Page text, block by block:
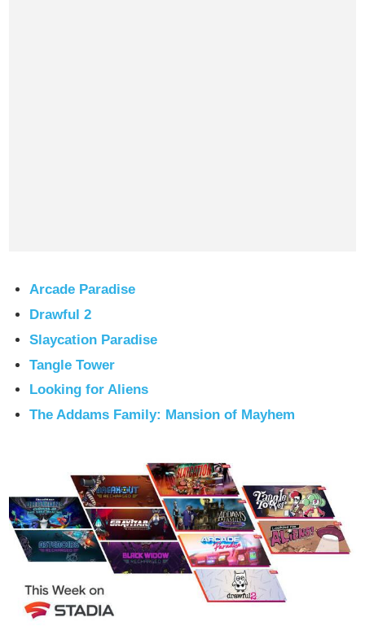
Arcade Paradise
Drawful 2
Slaycation Paradise
Tangle Tower
Looking for Aliens
The Addams Family: Mansion of Mayhem